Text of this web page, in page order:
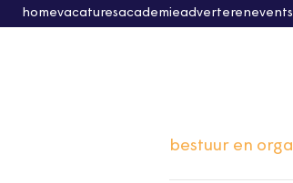
homevacaturesacademieadverterenevents
bestuur en